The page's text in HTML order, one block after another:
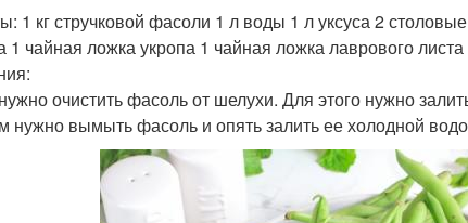
на зиму
Икра из спаржевой
фасоли
улучшения Фасоль к заморозке
1 кг стручковой фасоли 1 л воды 1 л уксуса 2
1 чайная ложка укропа 1 чайная ложка лаврового
очистить фасоль от шелухи. Для этого нужно
нужно вымыть фасоль и опять залить ее холодной